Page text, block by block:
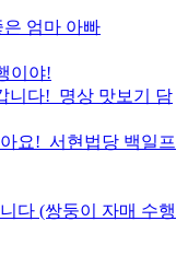
은 엄마 아빠
이야!
니다!_명상 맛보기 담
요!_서현법당 백일프
다 (쌍둥이 자매 수행